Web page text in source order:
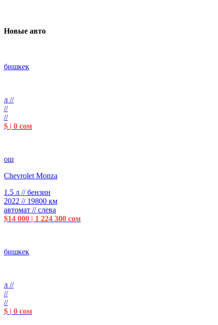
Новые авто
бишкек
л //
//
//
$ | 0 сом
ош
Chevrolet Monza
1.5 л // бензин
2022 // 19800 км
автомат // слева
$14 000 | 1 224 300 сом
бишкек
л //
//
//
$ | 0 сом